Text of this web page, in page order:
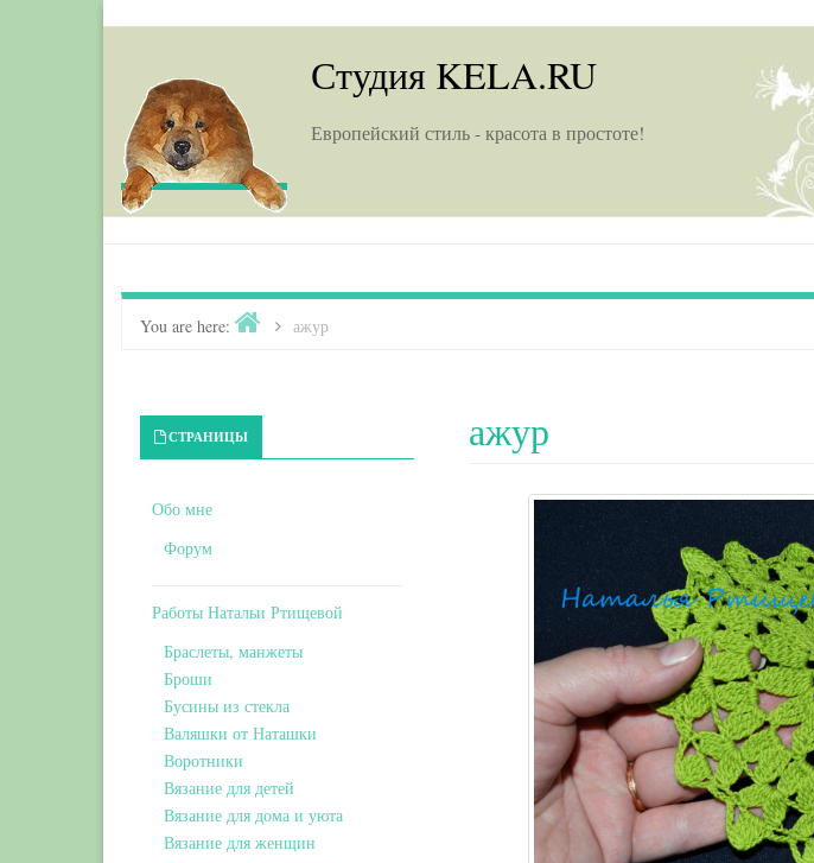
Студия KELA.RU
Европейский стиль - красота в простоте!
You are here: Homeажур
ажур
Primary Sidebar
СТРАНИЦЫ
Обо мне
Форум
Работы Натальи Ртищевой
Браслеты, манжеты
Броши
Бусины из стекла
Валяшки от Наташки
Воротники
Вязание для детей
Вязание для дома и уюта
Вязание для женщин